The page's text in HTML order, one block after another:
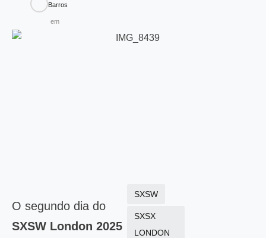
Barros
em
O segundo dia do
SXSW London 2025
SXSW
SXSX
LONDON